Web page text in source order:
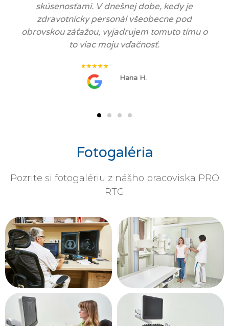
skúsenosťami. V dnešnej dobe, kedy je
zdravotnícky personál všeobecne pod
obrovskou záťažou, vyjadrujem tomuto tímu o
to viac moju vďačnosť.
Hana H.
Fotogaléria
Pozrite si fotogalériu z nášho pracoviska PRO
RTG